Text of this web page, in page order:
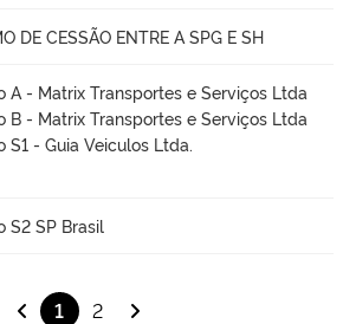
DE CESSÃO ENTRE A SPG E SH
A - Matrix Transportes e Serviços Ltda
B - Matrix Transportes e Serviços Ltda
S1 - Guia Veiculos Ltda.
S2 SP Brasil
1 2